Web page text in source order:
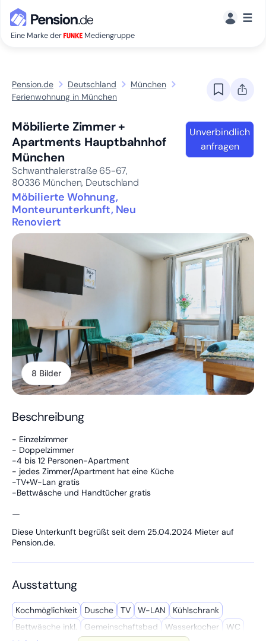
Eine Marke der Mediengruppe
☰
Pension.de Deutschland
München
Ferienwohnung in München
Möbilierte Zimmer +
Apartments Hauptbahnhof
München
Schwanthalerstraße 65-67,
80336 München, Deutschland
Möbilierte Wohnung,
Monteurunterkunft, Neu
Renoviert
Unverbindlich
anfragen
8 Bilder
Beschreibung
- Einzelzimmer
- Doppelzimmer
-4 bis 12 Personen-Apartment
- jedes Zimmer/Apartment hat eine Küche
-TV+W-Lan gratis
-Bettwäsche und Handtücher gratis
—
Diese Unterkunft begrüßt seit dem 25.04.2024 Mieter auf
Pension.de.
Ausstattung
Kochmöglich­keit Dusche TV W-LAN
Kühl­schrank
Bettwäsche inkl.
Gemeinschafts­bad Wasserkocher
WC